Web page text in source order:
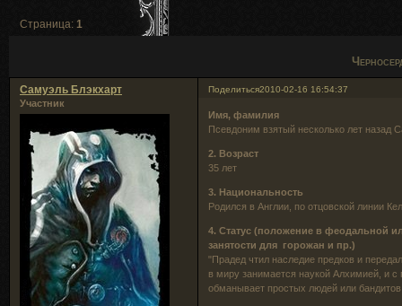
Страница: 1
Поделиться2010-02-16 16:54:37
Самуэль Блэкхарт
Участник
Имя, фамилия
Псевдоним взятый несколько лет назад
2. Возраст
35 лет
3. Национальность
Родился в Англии, по отцовской линии
4. Статус (положение в феодальной
занятости для горожан и пр.)
"Прадед чтил наследие предков и
в миру занимается наукой Алхимией, и
обманывает простых людей или